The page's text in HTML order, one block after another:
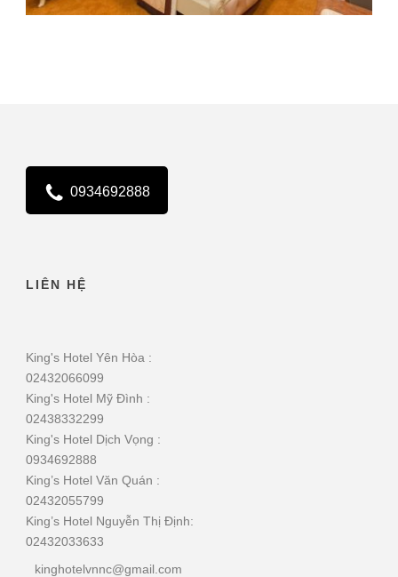
0934692888
LIÊN HỆ
King's Hotel Yên Hòa :
02432066099
King's Hotel Mỹ Đình :
02438332299
King's Hotel Dịch Vọng :
0934692888
King’s Hotel Văn Quán :
02432055799
King’s Hotel Nguyễn Thị Định:
02432033633
kinghotelvnnc@gmail.com